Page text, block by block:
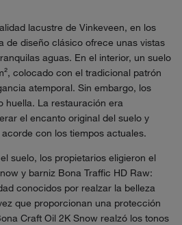
lacustre de Vinkeveen, en los
de diseño clásico ofrece unas vistas
aguas. En el interior, un suelo
colocado con el tradicional patrón
atemporal. Sin embargo, los
huella. La restauración era
el encanto original del suelo y
con los tiempos actuales.
suelo, los propietarios eligieron el
y barniz Bona Traffic HD Raw:
conocidos por realzar la belleza
que proporcionan una protección
Craft Oil 2K Snow realzó los tonos